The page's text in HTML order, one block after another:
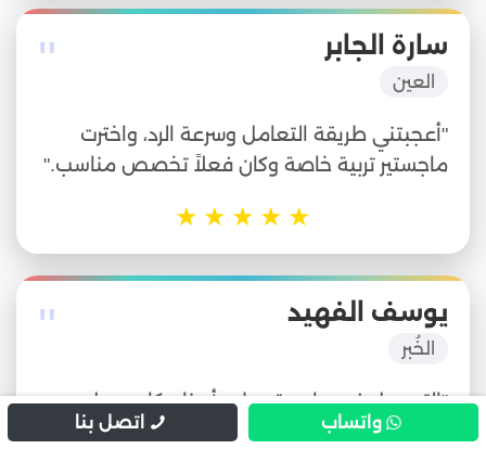
" سارة الجابر
العين
"أعجبتني طريقة التعامل وسرعة الرد، واخترت
ماجستير تربية خاصة وكان فعلاً تخصص مناسب."
★
★
★
★
★
" يوسف الفهيد
الخُبر
"التسجيل في ماجستير طب أسنان كان سهل
وسريع، والموقع فيه كل التفاصيل اللي أحتاجها."
واتساب اتصل بنا